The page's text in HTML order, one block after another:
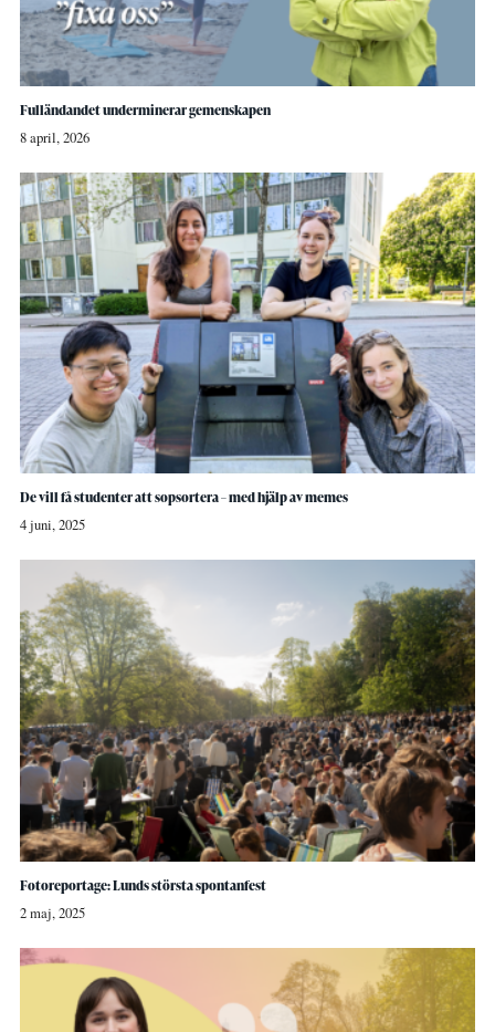
Fulländandet underminerar gemenskapen
8 april, 2026
De vill få studenter att sopsortera – med hjälp av memes
4 juni, 2025
Fotoreportage: Lunds största spontanfest
2 maj, 2025